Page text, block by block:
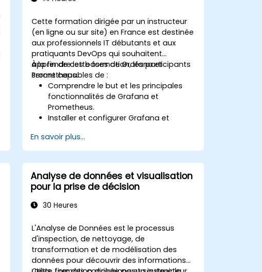
Cette formation dirigée par un instructeur
(en ligne ou sur site) en France est destinée
aux professionnels IT débutants et aux
pratiquants DevOps qui souhaitent
apprendre les bases de Grafana et
Prometheus.
À la fin de cette formation, les participants
seront capables de :
Comprendre le but et les principales
fonctionnalités de Grafana et
Prometheus.
Installer et configurer Grafana et
Linux.
Configurer des sources de données de
base et des tableaux de bord dans
Grafana.
Surveiller les métriques système et
visualiser les données à l'aide de
Prometheus.
En savoir plus...
Analyse de données et visualisation
pour la prise de décision
30 Heures
L'Analyse de Données est le processus
d'inspection, de nettoyage, de
transformation et de modélisation des
données pour découvrir des informations